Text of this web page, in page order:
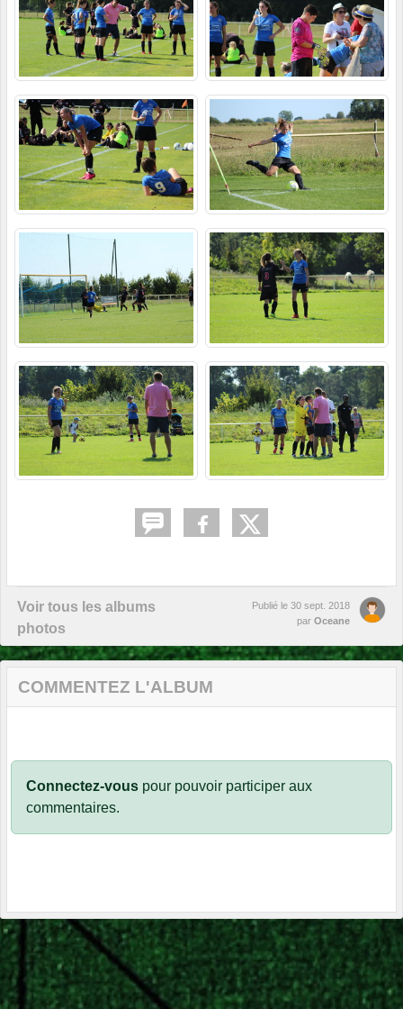
Voir tous les albums
photos
Publié le 30 sept. 2018
par Oceane
COMMENTEZ L'ALBUM
Connectez-vous pour pouvoir participer aux
commentaires.